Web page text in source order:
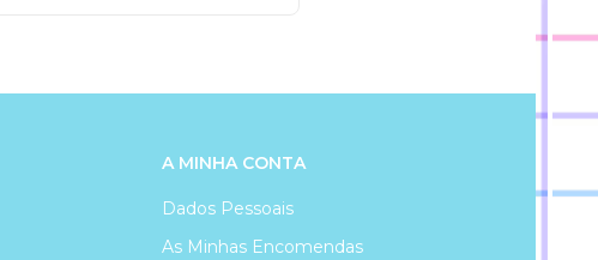
A MINHA CONTA
Dados Pessoais
As Minhas Encomendas